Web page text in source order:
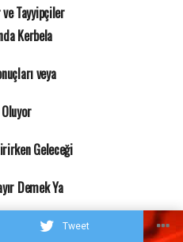
Tweet
Tayyipçiler
Kerbela
veya
Geleceği
Demek Ya
Gitti?